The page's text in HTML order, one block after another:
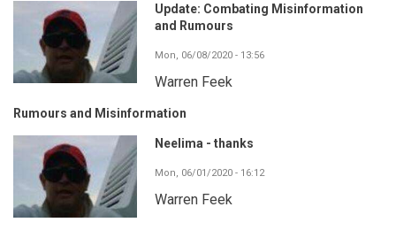
Update: Combating Misinformation
and Rumours
Mon, 06/08/2020 - 13:56
Warren Feek
Rumours and Misinformation
Neelima - thanks
Mon, 06/01/2020 - 16:12
Warren Feek